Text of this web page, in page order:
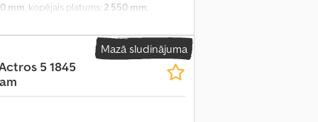
mm, kopējais platums: 2 550 mm,
logu regulators, elektriski regulējams
Mazā sludinājuma
5 1845